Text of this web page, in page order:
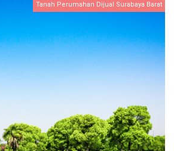
Tanah Perumahan Dijual Surabaya Barat